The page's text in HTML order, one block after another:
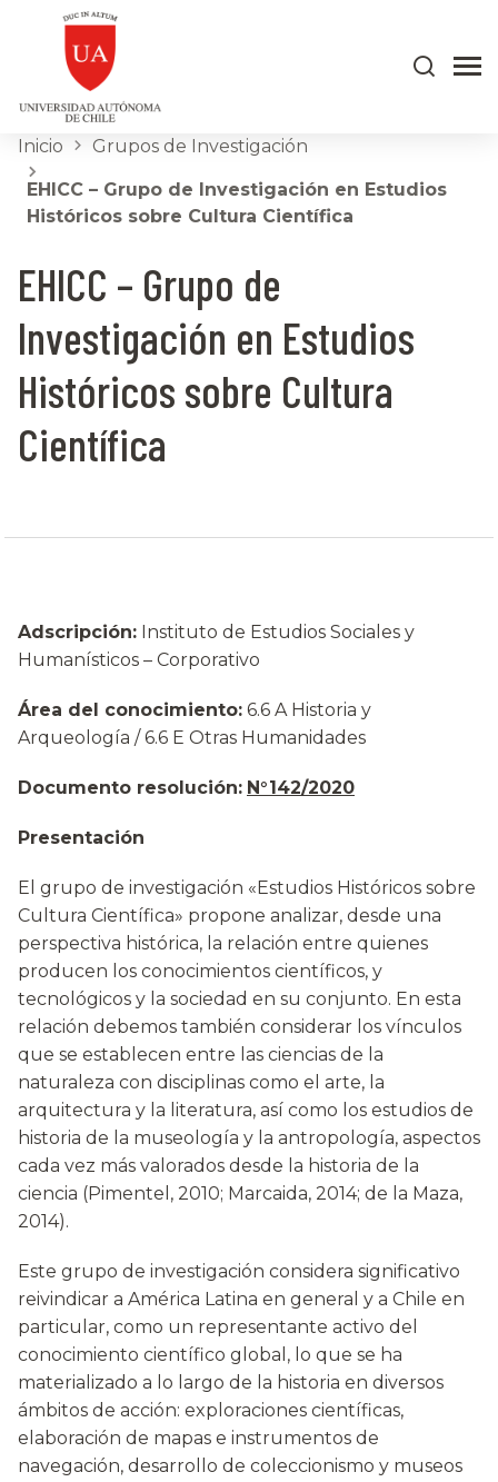
Inicio Grupos de Investigación
EHICC – Grupo de Investigación en Estudios
Históricos sobre Cultura Científica
EHICC – Grupo de
Investigación en Estudios
Históricos sobre Cultura
Científica
Adscripción: Instituto de Estudios Sociales y
Humanísticos – Corporativo
Área del conocimiento: 6.6 A Historia y
Arqueología / 6.6 E Otras Humanidades
Documento resolución: N°142/2020
Presentación
El grupo de investigación «Estudios Históricos sobre
Cultura Científica» propone analizar, desde una
perspectiva histórica, la relación entre quienes
producen los conocimientos científicos, y
tecnológicos y la sociedad en su conjunto. En esta
relación debemos también considerar los vínculos
que se establecen entre las ciencias de la
naturaleza con disciplinas como el arte, la
arquitectura y la literatura, así como los estudios de
historia de la museología y la antropología, aspectos
cada vez más valorados desde la historia de la
ciencia (Pimentel, 2010; Marcaida, 2014; de la Maza,
2014).
Este grupo de investigación considera significativo
reivindicar a América Latina en general y a Chile en
particular, como un representante activo del
conocimiento científico global, lo que se ha
materializado a lo largo de la historia en diversos
ámbitos de acción: exploraciones científicas,
elaboración de mapas e instrumentos de
navegación, desarrollo de coleccionismo y museos